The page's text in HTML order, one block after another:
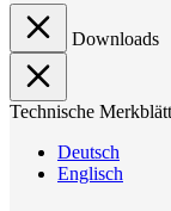
Downloads
Technische
Deutsch
Englisch